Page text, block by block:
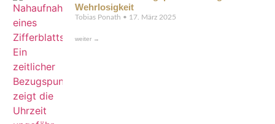
Wehrlosigkeit
Tobias Ponath 17. März 2025
weiter →